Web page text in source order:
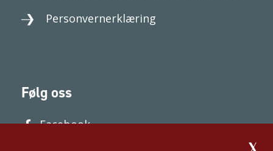
Personvernerklæring
Følg oss
Facebook